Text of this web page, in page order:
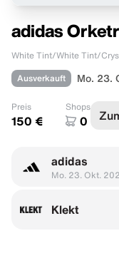
adidas
White Tint/White Tint/
Ausverkauft Mo. 23.
Preis
150 €
Shops
0
adidas
Mo. 23. Okt.
Klekt